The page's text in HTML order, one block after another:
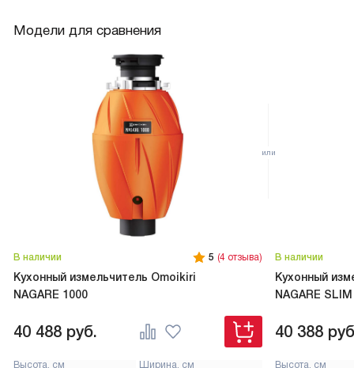
Модели для сравнения
В наличии 5 (4 отзыва)
Кухонный измельчитель Omoikiri
NAGARE 1000
40 488 руб.
Высота, см Ширина, см
В наличии
Кухонный
NAGARE
40 388
Высота, см